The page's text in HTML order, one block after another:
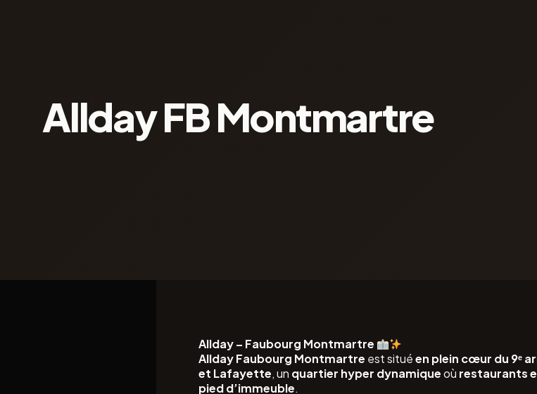
Allday FB Montmartre
Allday – Faubourg Montmartre
Allday Faubourg Montmartre est situéen plein cœur du 9ᵉ
et Lafayette, un quartier hyper dynamiqueoù restaurants
pied d’immeuble.